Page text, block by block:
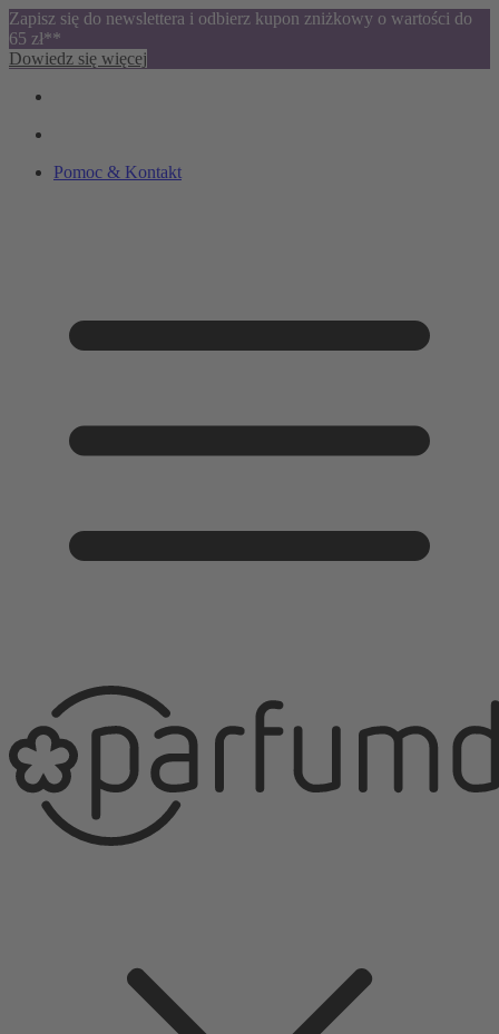
Zapisz się do newslettera i odbierz kupon zniżkowy o wartości do
65 zł**
Dowiedz się więcej
Pomoc & Kontakt